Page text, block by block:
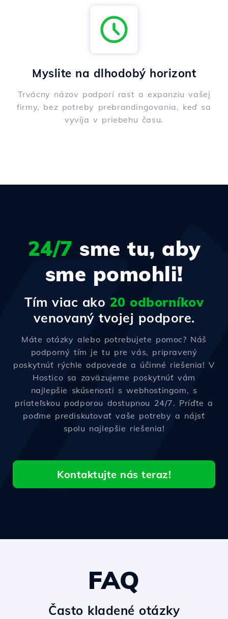
Myslite na dlhodobý horizont
Trvácny názov podporí rast a expanziu vašej
firmy, bez potreby prebrandingovania, keď sa
vyvíja v priebehu času.
24/7 sme tu, aby
sme pomohli!
Tím viac ako 20 odborníkov
venovaný tvojej podpore.
Máte otázky alebo potrebujete pomoc? Náš
podporný tím je tu pre vás, pripravený
poskytnúť rýchle odpovede a účinné riešenia! V
Hostico sa zaväzujeme poskytnúť vám
najlepšie skúsenosti s webhostingom, s
priateľskou podporou dostupnou 24/7. Príďte a
poďme prediskutovať vaše potreby a nájsť
spolu najlepšie riešenia!
Kontaktujte nás teraz!
FAQ
Často kladené otázky